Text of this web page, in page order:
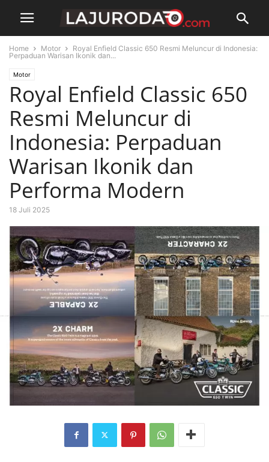
Home Motor
Royal Enfield Classic 650 Resmi Meluncur di Indonesia:
Perpaduan Warisan Ikonik dan...
Motor
Royal Enfield Classic 650
Resmi Meluncur di
Indonesia: Perpaduan
Warisan Ikonik dan
Performa Modern
18 Juli 2025